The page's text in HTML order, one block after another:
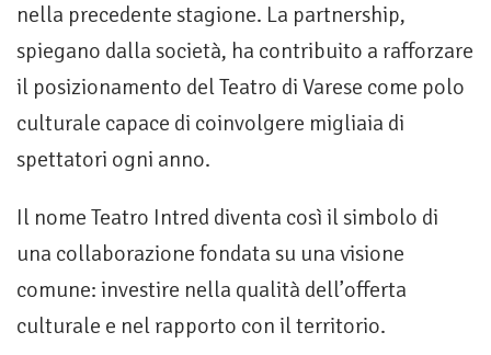
nella precedente stagione. La partnership,
spiegano dalla società, ha contribuito a rafforzare
il posizionamento del Teatro di Varese come polo
culturale capace di coinvolgere migliaia di
spettatori ogni anno.
Il nome Teatro Intred diventa così il simbolo di
una collaborazione fondata su una visione
comune: investire nella qualità dell’offerta
culturale e nel rapporto con il territorio.